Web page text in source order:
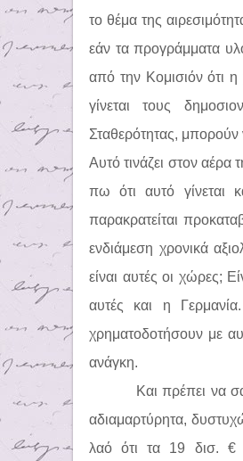
το θέμα της
εάν τα προγράμματα
από την Κομισιόν ότι
γίνεται τους
Σταθερότητας,
Αυτό τινάζει στον αέρα
πω ότι αυτό γίνεται
παρακρατείται
ενδιάμεση χρονικά
είναι αυτές οι χώρες;
αυτές και η
χρηματοδοτήσουν με
ανάγκη.
Και πρέπει να
αδιαμαρτύρητα,
λαό ότι τα 19 δισ. €